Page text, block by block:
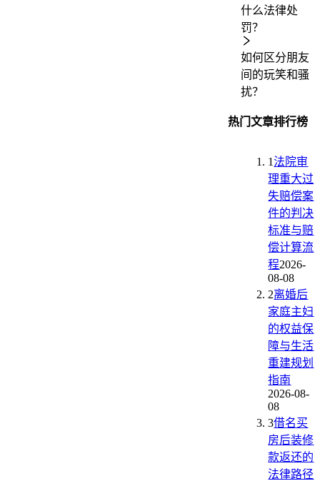
什么法律处
罚？
如何区分朋友
间的玩笑和骚
扰？
热门文章排行榜
1法院审
理重大过
失赔偿案
件的判决
标准与赔
偿计算流
程2026-
08-08
2离婚后
家庭主妇
的权益保
障与生活
重建规划
指南
2026-08-
08
3借名买
房后装修
款返还的
法律路径